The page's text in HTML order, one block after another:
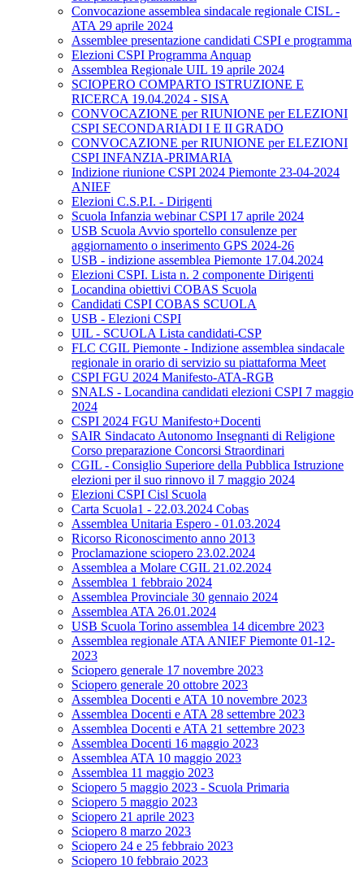
Convocazione assemblea sindacale regionale CISL -
ATA 29 aprile 2024
Assemblee presentazione candidati CSPI e programma
Elezioni CSPI Programma Anquap
Assemblea Regionale UIL 19 aprile 2024
SCIOPERO COMPARTO ISTRUZIONE E
RICERCA 19.04.2024 - SISA
CONVOCAZIONE per RIUNIONE per ELEZIONI
CSPI SECONDARIADI I E II GRADO
CONVOCAZIONE per RIUNIONE per ELEZIONI
CSPI INFANZIA-PRIMARIA
Indizione riunione CSPI 2024 Piemonte 23-04-2024
ANIEF
Elezioni C.S.P.I. - Dirigenti
Scuola Infanzia webinar CSPI 17 aprile 2024
USB Scuola Avvio sportello consulenze per
aggiornamento o inserimento GPS 2024-26
USB - indizione assemblea Piemonte 17.04.2024
Elezioni CSPI. Lista n. 2 componente Dirigenti
Locandina obiettivi COBAS Scuola
Candidati CSPI COBAS SCUOLA
USB - Elezioni CSPI
UIL - SCUOLA Lista candidati-CSP
FLC CGIL Piemonte - Indizione assemblea sindacale
regionale in orario di servizio su piattaforma Meet
CSPI FGU 2024 Manifesto-ATA-RGB
SNALS - Locandina candidati elezioni CSPI 7 maggio
2024
CSPI 2024 FGU Manifesto+Docenti
SAIR Sindacato Autonomo Insegnanti di Religione
Corso preparazione Concorsi Straordinari
CGIL - Consiglio Superiore della Pubblica Istruzione
elezioni per il suo rinnovo il 7 maggio 2024
Elezioni CSPI Cisl Scuola
Carta Scuola1 - 22.03.2024 Cobas
Assemblea Unitaria Espero - 01.03.2024
Ricorso Riconoscimento anno 2013
Proclamazione sciopero 23.02.2024
Assemblea a Molare CGIL 21.02.2024
Assemblea 1 febbraio 2024
Assemblea Provinciale 30 gennaio 2024
Assemblea ATA 26.01.2024
USB Scuola Torino assemblea 14 dicembre 2023
Assemblea regionale ATA ANIEF Piemonte 01-12-
2023
Sciopero generale 17 novembre 2023
Sciopero generale 20 ottobre 2023
Assemblea Docenti e ATA 10 novembre 2023
Assemblea Docenti e ATA 28 settembre 2023
Assemblea Docenti e ATA 21 settembre 2023
Assemblea Docenti 16 maggio 2023
Assemblea ATA 10 maggio 2023
Assemblea 11 maggio 2023
Sciopero 5 maggio 2023 - Scuola Primaria
Sciopero 5 maggio 2023
Sciopero 21 aprile 2023
Sciopero 8 marzo 2023
Sciopero 24 e 25 febbraio 2023
Sciopero 10 febbraio 2023